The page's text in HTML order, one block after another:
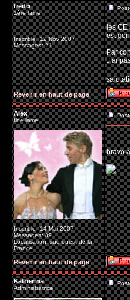
fredo
1ère lame
Inscrit le: 12 Nov 2007
Messages: 21
les CE
est
Par
J ai
Revenir en haut de page
Alex
fine lame
Inscrit le: 14 Mai 2007
Messages: 89
Localisation: sud ouest de la
France
bravo
Revenir en haut de page
Katherina
Administratrice